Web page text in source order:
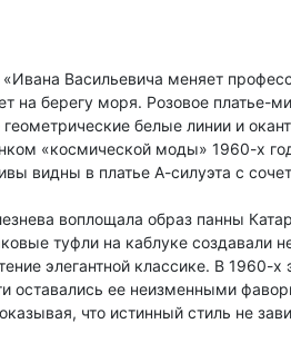
Васильевича меняет
на берегу моря. Розовое
белые линии и
«космической моды» 1960-х
видны в платье А-силуэта с
воплощала образ панны
туфли на каблуке создавали
элегантной классике. В
ее неизменными
что истинный стиль не